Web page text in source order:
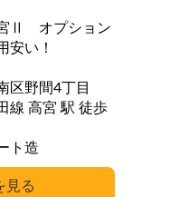
Ⅱ オプション
安い！
区野間4丁目
宮 駅 徒歩
ト造